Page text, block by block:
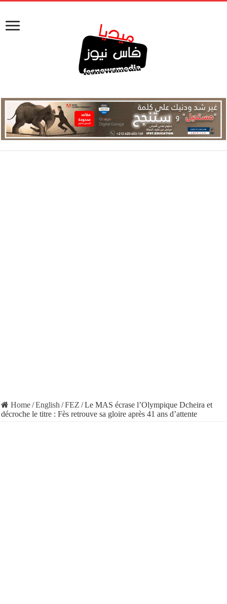
Home/English /FEZ /Le MAS écrase l’Olympique Dcheira et
décroche le titre : Fès retrouve sa gloire après 41 ans d’attente